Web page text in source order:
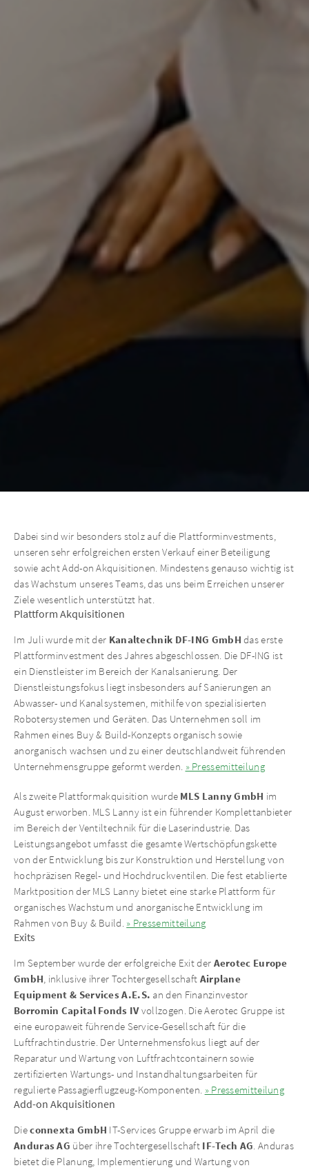
Dabei sind wir besonders stolz auf die Plattforminvestments,
unseren sehr erfolgreichen ersten Verkauf einer Beteiligung
sowie acht Add-on Akquisitionen. Mindestens genauso wichtig ist
das Wachstum unseres Teams, das uns beim Erreichen unserer
Ziele wesentlich unterstützt hat.
Plattform Akquisitionen
Im Juli wurde mit der Kanaltechnik DF-ING GmbH das erste
Plattforminvestment des Jahres abgeschlossen. Die DF-ING ist
ein Dienstleister im Bereich der Kanalsanierung. Der
Dienstleistungsfokus liegt insbesonders auf Sanierungen an
Abwasser- und Kanalsystemen, mithilfe von spezialisierten
Robotersystemen und Geräten. Das Unternehmen soll im
Rahmen eines Buy & Build-Konzepts organisch sowie
anorganisch wachsen und zu einer deutschlandweit führenden
Unternehmensgruppe geformt werden. » Pressemitteilung
Als zweite Plattformakquisition wurde MLS Lanny GmbH im
August erworben. MLS Lanny ist ein führender Komplettanbieter
im Bereich der Ventiltechnik für die Laserindustrie. Das
Leistungsangebot umfasst die gesamte Wertschöpfungskette
von der Entwicklung bis zur Konstruktion und Herstellung von
hochpräzisen Regel- und Hochdruckventilen. Die fest etablierte
Marktposition der MLS Lanny bietet eine starke Plattform für
organisches Wachstum und anorganische Entwicklung im
Rahmen von Buy & Build. » Pressemitteilung
Exits
Im September wurde der erfolgreiche Exit der Aerotec Europe
GmbH, inklusive ihrer Tochtergesellschaft Airplane
Equipment & Services A.E.S. an den Finanzinvestor
Borromin Capital Fonds IVvollzogen. Die Aerotec Gruppe ist
eine europaweit führende Service-Gesellschaft für die
Luftfrachtindustrie. Der Unternehmensfokus liegt auf der
Reparatur und Wartung von Luftfrachtcontainern sowie
zertifizierten Wartungs- und Instandhaltungsarbeiten für
regulierte Passagierflugzeug-Komponenten. » Pressemitteilung
Add-on Akquisitionen
Dieconnexta GmbH IT-Services Gruppe erwarb im April die
Anduras AG über ihre Tochtergesellschaft IF-Tech AG. Anduras
bietet die Planung, Implementierung und Wartung von